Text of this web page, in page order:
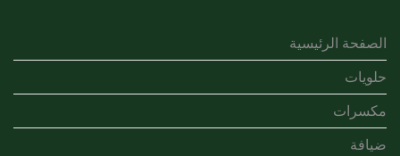
الصفحة الرئيسية
حلويات
مكسرات
ضيافة